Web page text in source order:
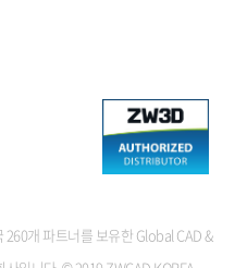
개 파트너를 보유한 Global CAD &